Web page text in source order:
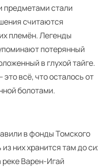
стали
считаются
племён. Легенды
потерянный
в глухой тайге.
всё, что осталось от
болотами.
в фонды Томского
них хранится там до
реке Варен-Игай